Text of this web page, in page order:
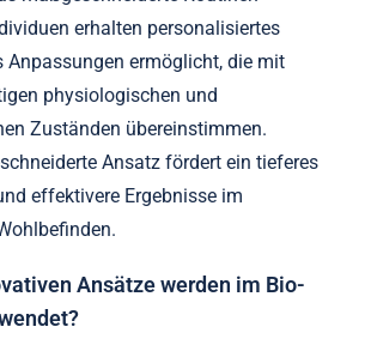
erhalten personalisiertes
Anpassungen ermöglicht, die mit
physiologischen und
Zuständen übereinstimmen.
Ansatz fördert ein tieferes
effektivere Ergebnisse im
Ansätze werden im Bio-